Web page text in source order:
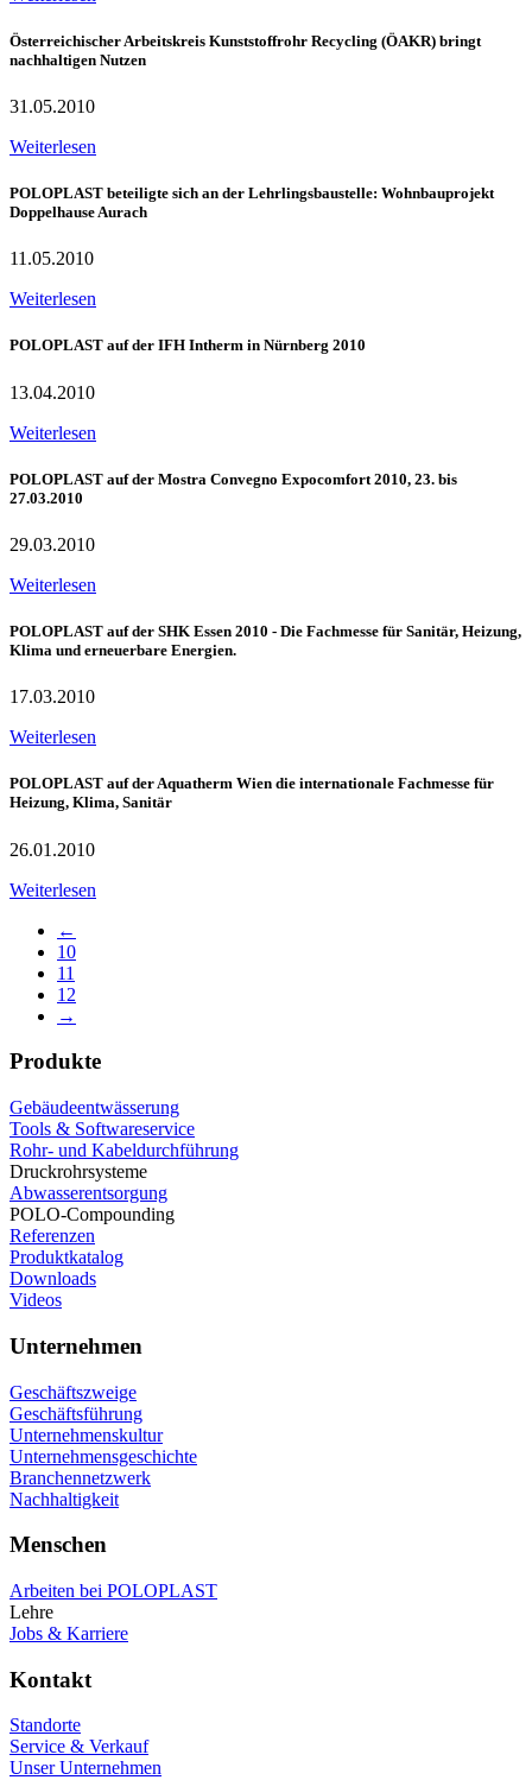
Österreichischer Arbeitskreis Kunststoffrohr Recycling (ÖAKR) bringt
nachhaltigen Nutzen
31.05.2010
Weiterlesen
POLOPLAST beteiligte sich an der Lehrlingsbaustelle: Wohnbauprojekt
Doppelhause Aurach
11.05.2010
Weiterlesen
POLOPLAST auf der IFH Intherm in Nürnberg 2010
13.04.2010
Weiterlesen
POLOPLAST auf der Mostra Convegno Expocomfort 2010, 23. bis
27.03.2010
29.03.2010
Weiterlesen
POLOPLAST auf der SHK Essen 2010 - Die Fachmesse für Sanitär, Heizung,
Klima und erneuerbare Energien.
17.03.2010
Weiterlesen
POLOPLAST auf der Aquatherm Wien die internationale Fachmesse für
Heizung, Klima, Sanitär
26.01.2010
Weiterlesen
←
10
11
12
→
Produkte
Gebäudeentwässerung
Tools & Softwareservice
Rohr- und Kabeldurchführung
Druckrohrsysteme
Abwasserentsorgung
POLO-Compounding
Referenzen
Produktkatalog
Downloads
Videos
Unternehmen
Geschäftszweige
Geschäftsführung
Unternehmenskultur
Unternehmensgeschichte
Branchennetzwerk
Nachhaltigkeit
Menschen
Arbeiten bei POLOPLAST
Lehre
Jobs & Karriere
Kontakt
Standorte
Service & Verkauf
Unser Unternehmen